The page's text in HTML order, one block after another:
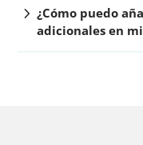
chevron_right¿Cómo puedo
adicionales en